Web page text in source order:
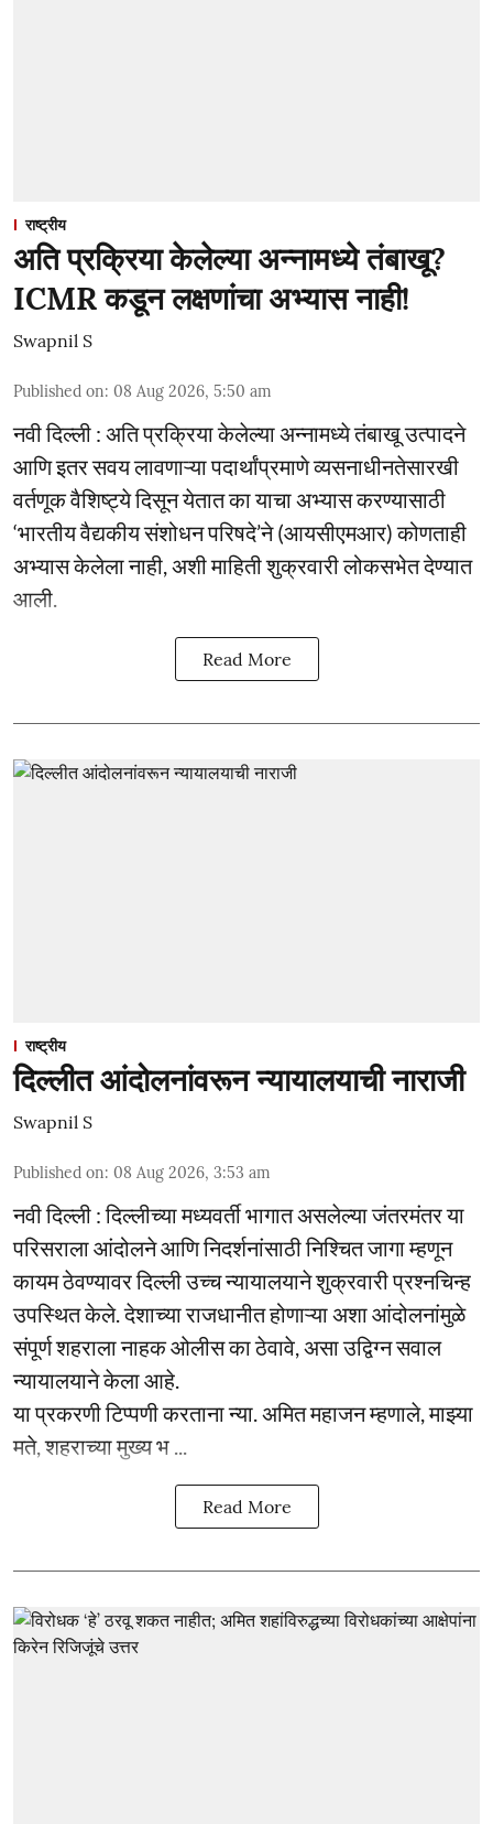
राष्ट्रीय
अति प्रक्रिया केलेल्या अन्नामध्ये तंबाखू?
ICMR कडून लक्षणांचा अभ्यास नाही!
Swapnil S
Published on: 08 Aug 2026, 5:50 am
नवी दिल्ली : अति प्रक्रिया केलेल्या अन्नामध्ये तंबाखू उत्पादने
आणि इतर सवय लावणाऱ्या पदार्थांप्रमाणे व्यसनाधीनतेसारखी
वर्तणूक वैशिष्ट्ये दिसून येतात का याचा अभ्यास करण्यासाठी
‘भारतीय वैद्यकीय संशोधन परिषदे’ने (आयसीएमआर) कोणताही
अभ्यास केलेला नाही, अशी माहिती शुक्रवारी लोकसभेत देण्यात
आली.
Read More
राष्ट्रीय
दिल्लीत आंदोलनांवरून न्यायालयाची नाराजी
Swapnil S
Published on: 08 Aug 2026, 3:53 am
नवी दिल्ली : दिल्लीच्या मध्यवर्ती भागात असलेल्या जंतरमंतर या
परिसराला आंदोलने आणि निदर्शनांसाठी निश्चित जागा म्हणून
कायम ठेवण्यावर दिल्ली उच्च न्यायालयाने शुक्रवारी प्रश्नचिन्ह
उपस्थित केले. देशाच्या राजधानीत होणाऱ्या अशा आंदोलनांमुळे
संपूर्ण शहराला नाहक ओलीस का ठेवावे, असा उद्विग्न सवाल
न्यायालयाने केला आहे.
या प्रकरणी टिप्पणी करताना न्या. अमित महाजन म्हणाले, माझ्या
मते, शहराच्या मुख्य भ ...
Read More